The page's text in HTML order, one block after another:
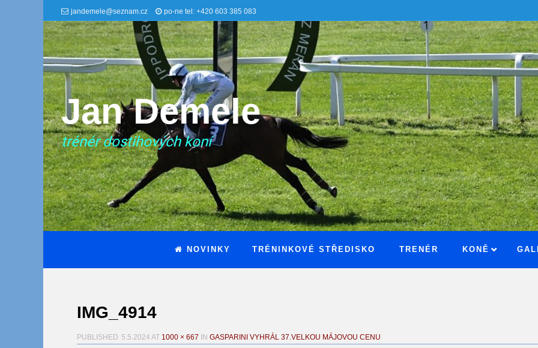
jandemele@seznam.cz po-ne tel: +420 603 385 083
Jan Demele
trénér dostihových koní
NOVINKY TRÉNINKOVÉ STŘEDISKO TRENÉR KONĚ
IMG_4914
PUBLISHED 5.5.2024 AT 1000 × 667 IN GASPARINI VYHRÁL 37.VELKOU MÁJOVOU CENU